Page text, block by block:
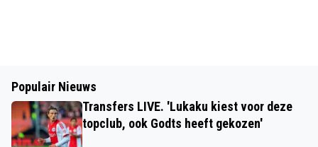
Populair Nieuws
Transfers LIVE. 'Lukaku kiest voor deze
topclub, ook Godts heeft gekozen'